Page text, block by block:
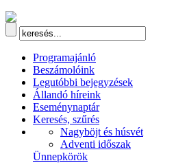
Programajánló
Beszámolóink
Legutóbbi bejegyzések
Állandó híreink
Eseménynaptár
Keresés, szűrés
Nagyböjt és húsvét
Adventi időszak
Ünnepkörök